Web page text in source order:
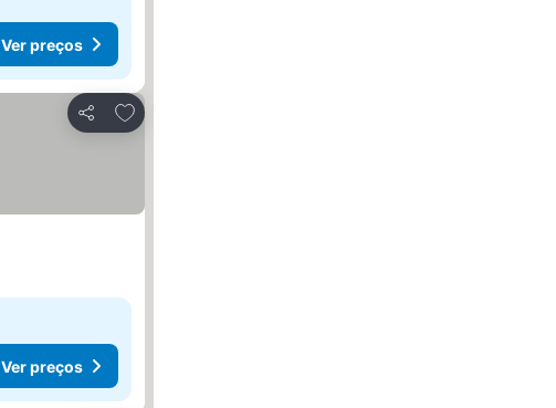
Ver preços
Partilhar
Adicionar aos favoritos
Ver preços